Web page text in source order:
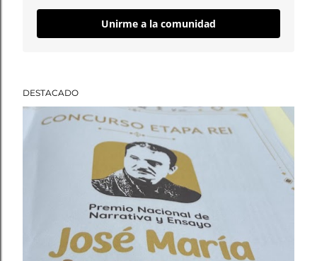
Unirme a la comunidad
DESTACADO